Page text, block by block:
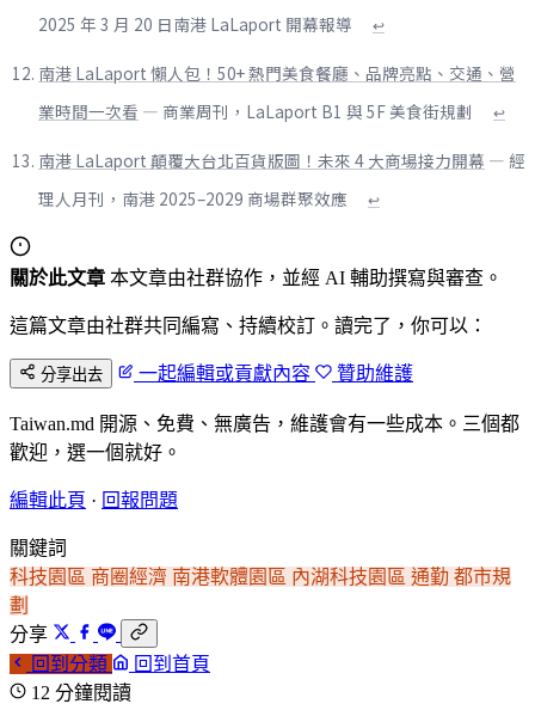
2025 年 3 月 20 日南港 LaLaport 開幕報導
↩
南港 LaLaport 懶人包！50+ 熱門美食餐廳、品牌亮點、交通、營
業時間一次看 — 商業周刊，LaLaport B1 與 5F 美食街規劃 ↩
南港 LaLaport 顛覆大台北百貨版圖！未來 4 大商場接力開幕 — 經
理人月刊，南港 2025–2029 商場群聚效應
↩
關於此文章 本文章由社群協作，並經 AI 輔助撰寫與審查。
這篇文章由社群共同編寫、持續校訂。讀完了，你可以：
分享出去 一起編輯或貢獻內容 贊助維護
Taiwan.md 開源、免費、無廣告，維護會有一些成本。三個都
歡迎，選一個就好。
編輯此頁 · 回報問題
關鍵詞
科技園區 商圈經濟 南港軟體園區 內湖科技園區 通勤 都市規
劃
分享
回到分類
回到首頁
12 分鐘閱讀